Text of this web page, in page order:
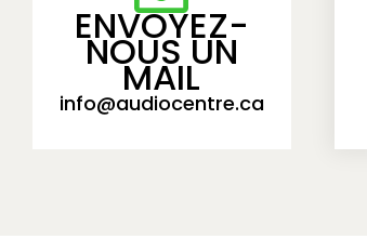
ENVOYEZ-
NOUS UN
MAIL
info@audiocentre.ca